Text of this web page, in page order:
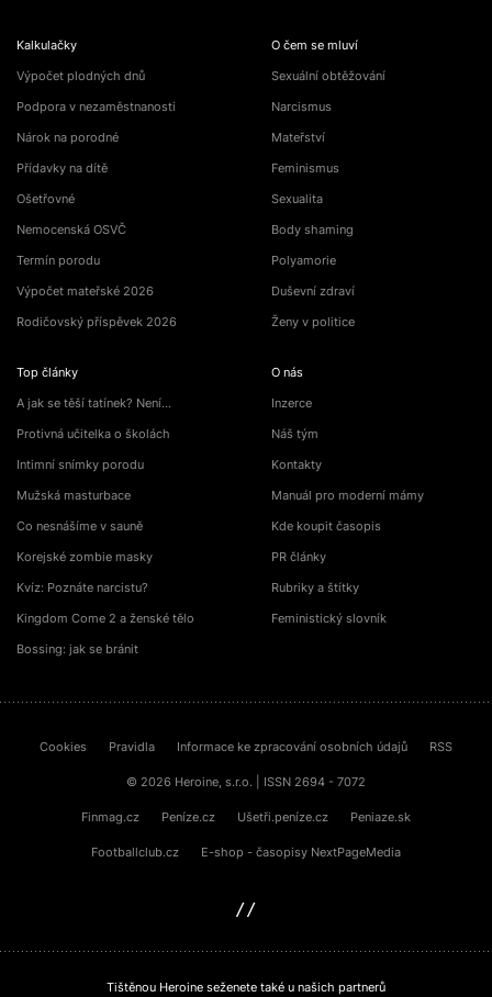
Kalkulačky
Výpočet plodných dnů
Podpora v nezaměstnanosti
Nárok na porodné
Přídavky na dítě
Ošetřovné
Nemocenská OSVČ
Termín porodu
Výpočet mateřské 2026
Rodičovský příspěvek 2026
Top články
A jak se těší tatínek? Není…
Protivná učitelka o školách
Intimní snímky porodu
Mužská masturbace
Co nesnášíme v sauně
Korejské zombie masky
Kvíz: Poznáte narcistu?
Kingdom Come 2 a ženské tělo
Bossing: jak se bránit
O čem se mluví
Sexuální obtěžování
Narcismus
Mateřství
Feminismus
Sexualita
Body shaming
Polyamorie
Duševní zdraví
Ženy v politice
O nás
Inzerce
Náš tým
Kontakty
Manuál pro moderní mámy
Kde koupit časopis
PR články
Rubriky a štítky
Feministický slovník
Cookies Pravidla Informace ke zpracování osobních údajů RSS
© 2026 Heroine, s.r.o. | ISSN 2694 - 7072
Finmag.cz Peníze.cz Ušetři.peníze.cz Peniaze.sk
Footballclub.cz E-shop - časopisy NextPageMedia
Tištěnou Heroine seženete také u našich partnerů